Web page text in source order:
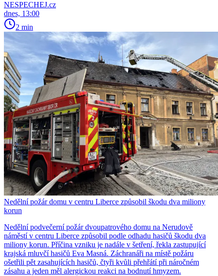
NESPECHEJ.cz
dnes, 13:00
2 min
Nedělní požár domu v centru Liberce způsobil škodu dva miliony
korun
Nedělní podvečerní požár dvoupatrového domu na Nerudově
náměstí v centru Liberce způsobil podle odhadu hasičů škodu dva
miliony korun. Příčina vzniku je nadále v šetření, řekla zastupující
krajská mluvčí hasičů Eva Masná. Záchranáři na místě požáru
ošetřili pět zasahujících hasičů, čtyři kvůli přehřátí při náročném
zásahu a jeden měl alergickou reakci na bodnutí hmyzem.